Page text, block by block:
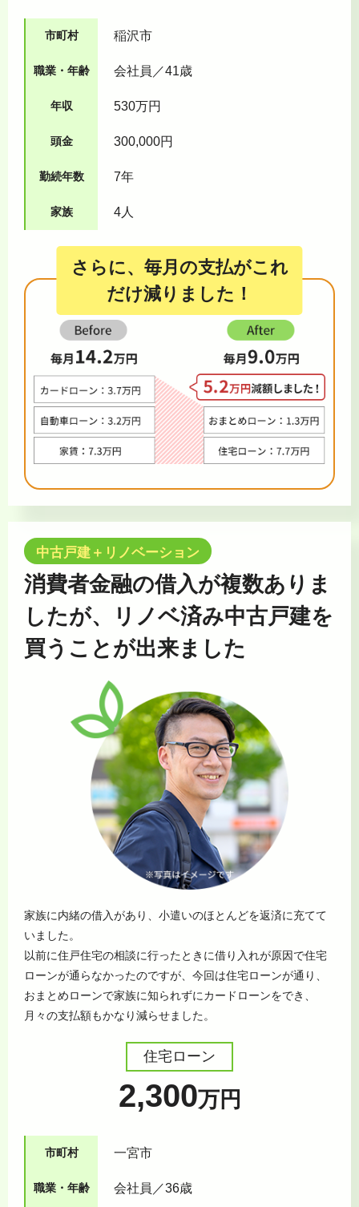
市町村 稲沢市
職業・年齢 会社員／41歳
年収 530万円
頭金 300,000円
勤続年数 7年
家族 4人
さらに、毎月の支払がこれ
だけ減りました！
中古戸建＋リノベーション
消費者金融の借入が複数ありま
したが、リノベ済み中古戸建を
買うことが出来ました
家族に内緒の借入があり、小遣いのほとんどを返済に充てて
いました。
以前に住戸住宅の相談に行ったときに借り入れが原因で住宅
ローンが通らなかったのですが、今回は住宅ローンが通り、
おまとめローンで家族に知られずにカードローンをでき、
月々の支払額もかなり減らせました。
住宅ローン
2,300万円
市町村 一宮市
職業・年齢 会社員／36歳